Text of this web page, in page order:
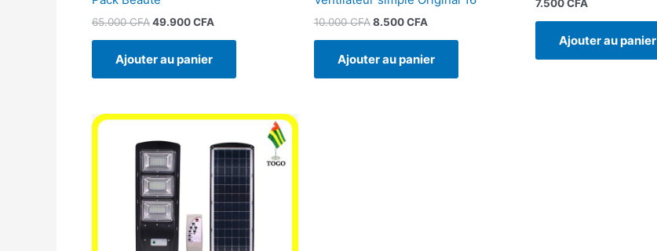
65.000CFA49.900CFA
Ajouter au panier
10.000CFA 8.500CFA
Ajouter au panier
7.500CFA
Ajouter au panier